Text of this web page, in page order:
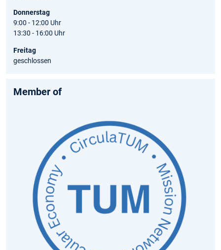
Donnerstag
9:00 - 12:00 Uhr
13:30 - 16:00 Uhr
Freitag
geschlossen
Member of